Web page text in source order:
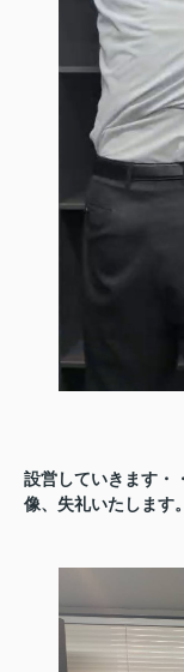
設営していきます・
像、失礼いたします